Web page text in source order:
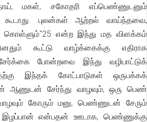
மகள், சகோதரி எப்பெண்ணுடனும்
கூடாது. புலன்கள் ஆற்றல் வாய்ந்தவை,
கொள்ளும்"25 என்ற இந்து மத விளக்கம்
கூட்டு வாழ்க்கைக்கு எதிராக
போன்றவை இந்து வழிபாட்டுக்
இந்தக் கோட்பாடுகள் ஒருபக்கக்
ஆணுடன் சேர்ந்து வாழவும், ஒரு பெண்
கோரும் மனு, பெண்ணுடன் சேரும்
என்பதன் ஊடாக, பெண்ணுக்கு